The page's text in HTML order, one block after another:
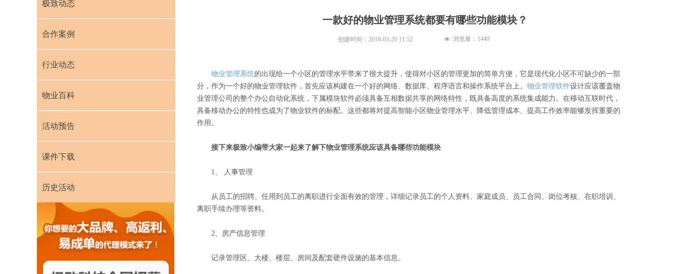
一款好的物业管理系统都要有哪些功能模块？
物业管理系统的出现给一个小区的管理水平带来了很大提升，使得对小区的管理更加的简单方便，它是现代化小区不可缺少的一部
分，作为一个好的物业管理软件，首先应该构建在一个好的网络、数据库、程序语言和操作系统平台上。 物业管理软件设计应该覆盖物
业管理公司的整个办公自动化系统，下属模块软件必须具备互相数据共享的网络特性，既具备高度的系统集成能力。在移动互联时代，
具备移动办公的特性也成为了物业软件的标配。这些都将对提高智能小区物业管理水平、降低管理成本、提高工作效率能够发挥重要的
作用。
接下来极致小编带大家一起来了解下物业管理系统应该具备哪些功能模块
1、 人事管理
从员工的招聘、任用到员工的离职进行全面有效的管理，详细记录员工的个人资料、家庭成员、员工合同、岗位考核、在职培训、
离职手续办理等资料。
2、房产信息管理
记录管理区、大楼、楼层、房间及配套硬件设施的基本信息。
创建时间： 2018-03-20 11:52
极致动态
合作案例
行业动态
物业百科
活动预告
课件下载
历史活动
넶 浏览量： 1449